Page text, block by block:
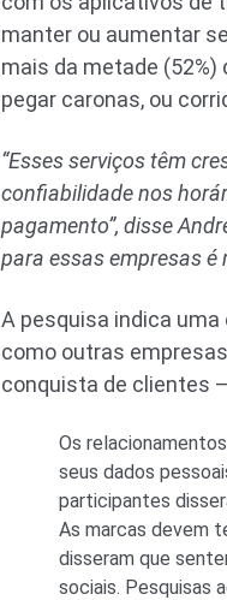
manter ou aumentar
mais da metade
pegar caronas, ou
“Esses serviços têm
confiabilidade nos
pagamento”, disse
para essas empresas é
A pesquisa indica
como outras
conquista de clientes
Os
seus dados
participantes
As marcas devem
disseram que
sociais. Pesquisas